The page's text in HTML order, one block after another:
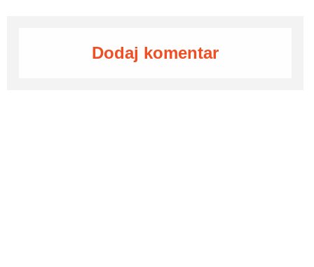
Dodaj komentar